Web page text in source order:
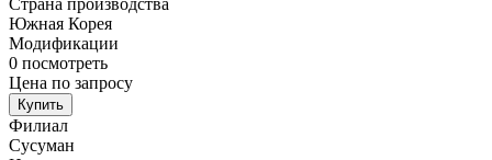
Страна производства
Южная Корея
Модификации
0 посмотреть
Цена по запросу
Купить
Филиал
Сусуман